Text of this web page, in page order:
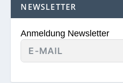
NEWSLETTER
Anmeldung Newsletter